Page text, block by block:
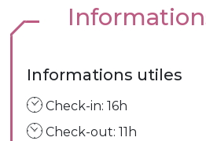
Informations utiles
Check-in: 16h
Check-out: 11h